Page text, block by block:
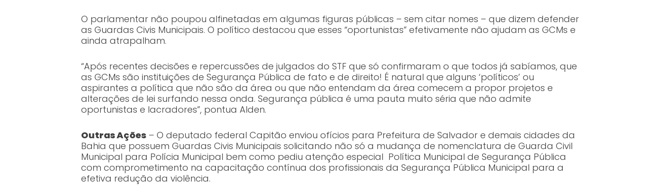
O parlamentar não poupou alfinetadas em algumas figuras públicas – sem citar nomes – que dizem defender
as Guardas Civis Municipais. O político destacou que esses “oportunistas” efetivamente não ajudam as GCMs e
ainda atrapalham.
“Após recentes decisões e repercussões de julgados do STF que só confirmaram o que todos já sabíamos, que
as GCMs são instituições de Segurança Pública de fato e de direito! É natural que alguns ‘políticos’ ou
aspirantes a política que não são da área ou que não entendam da área comecem a propor projetos e
alterações de lei surfando nessa onda. Segurança pública é uma pauta muito séria que não admite
oportunistas e lacradores”, pontua Alden.
Outras Ações– O deputado federal Capitão enviou ofícios para Prefeitura de Salvador e demais cidades da
Bahia que possuem Guardas Civis Municipais solicitando não só a mudança de nomenclatura de Guarda Civil
Municipal para Polícia Municipal bem como pediu atenção especial Política Municipal de Segurança Pública
com comprometimento na capacitação contínua dos profissionais da Segurança Pública Municipal para a
efetiva redução da violência.